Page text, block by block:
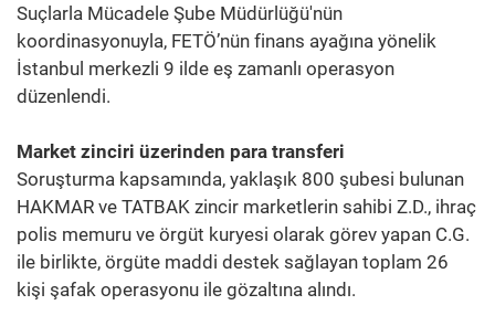
Suçlarla Mücadele Şube Müdürlüğü'nün
koordinasyonuyla, FETÖ’nün finans ayağına yönelik
İstanbul merkezli 9 ilde eş zamanlı operasyon
düzenlendi.
Market zinciri üzerinden para transferi
Soruşturma kapsamında, yaklaşık 800 şubesi bulunan
HAKMAR ve TATBAK zincir marketlerin sahibi Z.D., ihraç
polis memuru ve örgüt kuryesi olarak görev yapan C.G.
ile birlikte, örgüte maddi destek sağlayan toplam 26
kişi şafak operasyonu ile gözaltına alındı.